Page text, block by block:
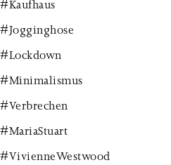
#Kaufhaus
#Jogginghose
#Lockdown
#Minimalismus
#Verbrechen
#MariaStuart
#VivienneWestwood